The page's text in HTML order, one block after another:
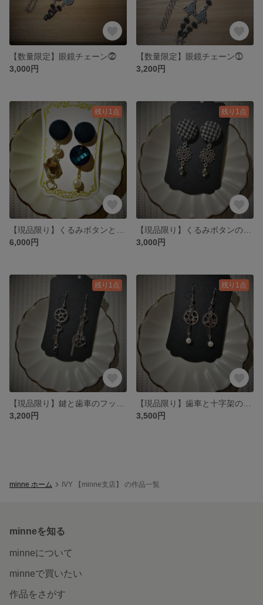
【数量限定】眼鏡チェーン⓶
3,000円
【数量限定】眼鏡チェーン⓵
3,200円
残り1点
6,000円
残り1点
3,000円
残り1点
3,200円
残り1点
3,500円
minne ホーム IVY 【minne支店】 の作品一覧
minneを知る
minneについて
minneで買いたい
作品をさがす